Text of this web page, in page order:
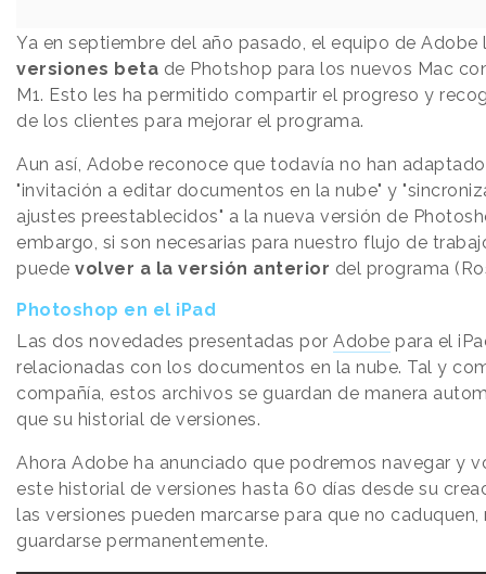
Ya en septiembre del año pasado, el equipo de Adobe
versiones beta de Photshop para los nuevos Mac
M1. Esto les ha permitido compartir el progreso y
de los clientes para mejorar el programa.
Aun así, Adobe reconoce que todavía no han
"invitación a editar documentos en la nube" y
ajustes preestablecidos" a la nueva versión de
embargo, si son necesarias para nuestro flujo de
puede volver a la versión anterior del programa
Photoshop en el iPad
Las dos novedades presentadas por Adobe para el
relacionadas con los documentos en la nube. Tal y
compañía, estos archivos se guardan de manera
que su historial de versiones.
Ahora Adobe ha anunciado que podremos navegar y
este historial de versiones hasta 60 días desde su
las versiones pueden marcarse para que no
guardarse permanentemente.